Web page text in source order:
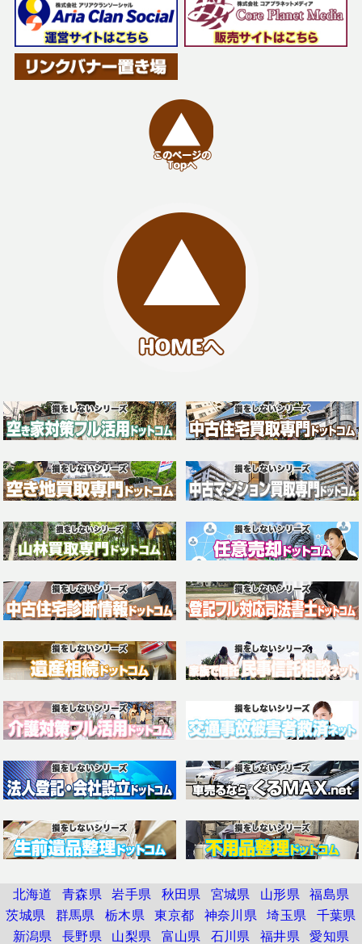
北海道 青森県 岩手県 秋田県 宮城県 山形県 福島県
茨城県 群馬県 栃木県 東京都 神奈川県 埼玉県 千葉県
新潟県 長野県 山梨県 富山県 石川県 福井県 愛知県